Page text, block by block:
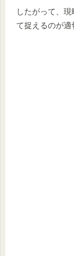
したがって、
て捉えるのが適